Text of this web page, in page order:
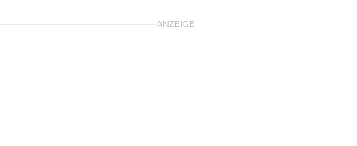
ANZEIGE